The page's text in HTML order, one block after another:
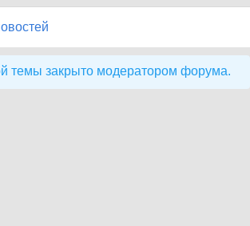
темы закрыто модератором форума.